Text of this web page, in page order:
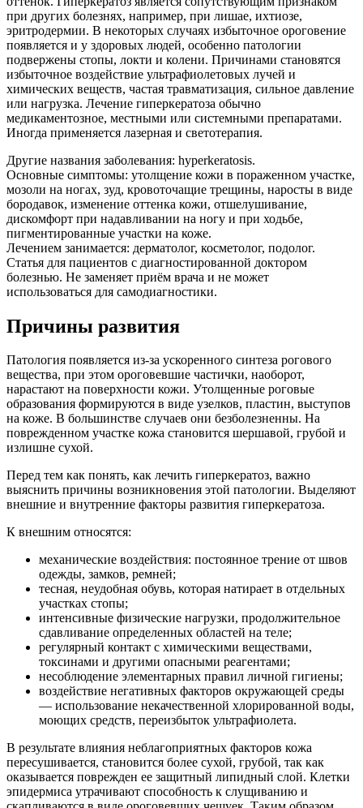
при других болезнях, например, при лишае, ихтиозе,
эритродермии. В некоторых случаях избыточное ороговение
появляется и у здоровых людей, особенно патологии
подвержены стопы, локти и колени. Причинами становятся
избыточное воздействие ультрафиолетовых лучей и
химических веществ, частая травматизация, сильное давление
или нагрузка. Лечение гиперкератоза обычно
медикаментозное, местными или системными препаратами.
Иногда применяется лазерная и светотерапия.
Другие названия заболевания: hyperkeratosis.
Основные симптомы: утолщение кожи в пораженном участке,
мозоли на ногах, зуд, кровоточащие трещины, наросты в виде
бородавок, изменение оттенка кожи, отшелушивание,
дискомфорт при надавливании на ногу и при ходьбе,
пигментированные участки на коже.
Лечением занимается: дерматолог, косметолог, подолог.
Статья для пациентов с диагностированной доктором
болезнью. Не заменяет приём врача и не может
использоваться для самодиагностики.
Причины развития
Патология появляется из-за ускоренного синтеза рогового
вещества, при этом ороговевшие частички, наоборот,
нарастают на поверхности кожи. Утолщенные роговые
образования формируются в виде узелков, пластин, выступов
на коже. В большинстве случаев они безболезненны. На
поврежденном участке кожа становится шершавой, грубой и
излишне сухой.
Перед тем как понять, как лечить гиперкератоз, важно
выяснить причины возникновения этой патологии. Выделяют
внешние и внутренние факторы развития гиперкератоза.
К внешним относятся:
механические воздействия: постоянное трение от швов
одежды, замков, ремней;
тесная, неудобная обувь, которая натирает в отдельных
участках стопы;
интенсивные физические нагрузки, продолжительное
сдавливание определенных областей на теле;
регулярный контакт с химическими веществами,
токсинами и другими опасными реагентами;
несоблюдение элементарных правил личной гигиены;
воздействие негативных факторов окружающей среды
— использование некачественной хлорированной воды,
моющих средств, переизбыток ультрафиолета.
В результате влияния неблагоприятных факторов кожа
пересушивается, становится более сухой, грубой, так как
оказывается поврежден ее защитный липидный слой. Клетки
эпидермиса утрачивают способность к слущиванию и